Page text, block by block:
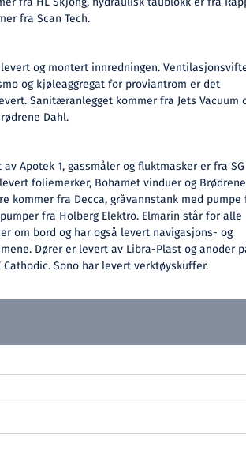
fra Scan Tech.
og montert innredningen.
og kjøleaggregat for proviantrom er det
Sanitæranlegget kommer fra Jets Vacuum
Dahl.
Apotek 1, gassmåler og fluktmasker er fra SG
foliemerker, Bohamet vinduer og
kommer fra Decca, gråvannstank med pumpe
fra Holberg Elektro. Elmarin står for alle
om bord og har også levert navigasjons- og
Dører er levert av Libra-Plast og anoder
Cathodic. Sono har levert verktøyskuffer.